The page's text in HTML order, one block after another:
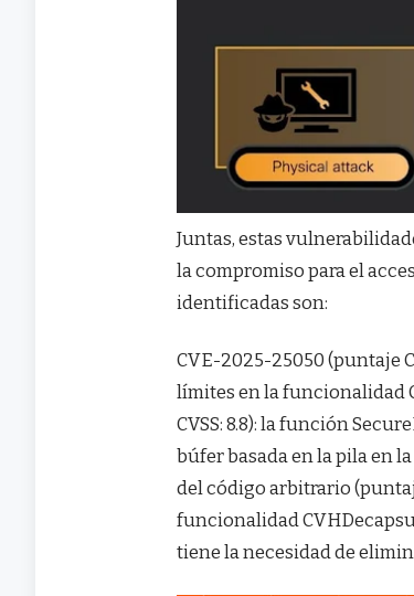
Juntas, estas
la compromiso para el
identificadas son:
CVE-2025-25050 (puntaje
límites en la funcionalidad
CVSS: 8.8): la función
búfer basada en la pila en
del código arbitrario
funcionalidad
tiene la necesidad de